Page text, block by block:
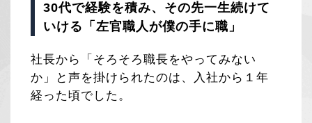
30代で経験を積み、その先一生続けて
いける「左官職人が僕の手に職」
社長から「そろそろ職長をやってみない
か」と声を掛けられたのは、入社から１年
経った頃でした。